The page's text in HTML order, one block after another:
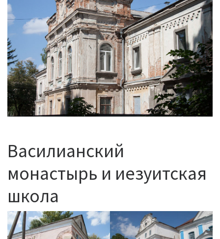
Василианский
монастырь и иезуитская
школа